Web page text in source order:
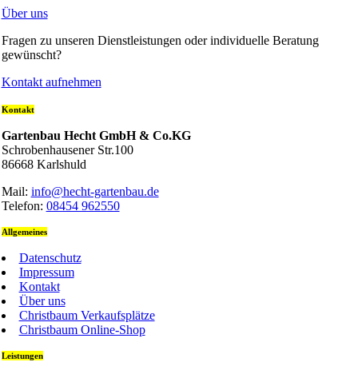
Über uns
Fragen zu unseren Dienstleistungen oder individuelle Beratung
gewünscht?
Kontakt aufnehmen
Kontakt
Gartenbau Hecht GmbH & Co.KG
Schrobenhausener Str.100
86668 Karlshuld
Mail: info@hecht-gartenbau.de
Telefon: 08454 962550
Allgemeines
Datenschutz
Impressum
Kontakt
Über uns
Christbaum Verkaufsplätze
Christbaum Online-Shop
Leistungen